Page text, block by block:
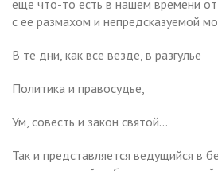
еще что-то есть в нашем времени
с ее размахом и непредсказуемой
В те дни, как все везде, в разгулье
Политика и правосудье,
Ум, совесть и закон святой…
Так и представляется ведущийся в